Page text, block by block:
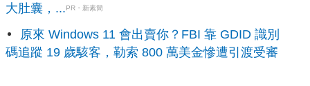
大肚囊，...PR・新素簡
原來 Windows 11 會出賣你？FBI 靠 GDID 識別
碼追蹤 19 歲駭客，勒索 800 萬美金慘遭引渡受審